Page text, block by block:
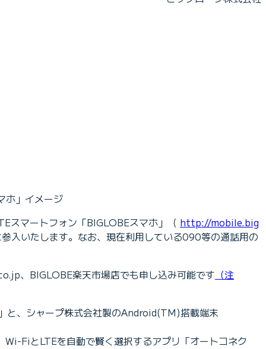
ホ」イメージ
スマートフォン「BIGLOBEスマホ」（ http://mobile.big
入いたします。なお、現在利用している090等の通話用の
、BIGLOBE楽天市場店でも申し込み可能です （注
と、シャープ株式会社製のAndroid(TM)搭載端末
FiとLTEを自動で賢く選択するアプリ「オートコネク